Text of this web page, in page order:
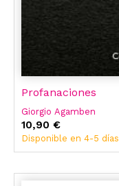
Profanaciones
Giorgio Agamben
10,90 €
Disponible en 4-5 días